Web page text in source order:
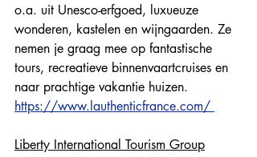
o.a. uit Unesco-erfgoed, luxueuze
wonderen, kastelen en wijngaarden. Ze
nemen je graag mee op fantastische
tours, recreatieve binnenvaartcruises en
naar prachtige vakantie huizen.
https://www.lauthenticfrance.com/
Liberty International Tourism Group